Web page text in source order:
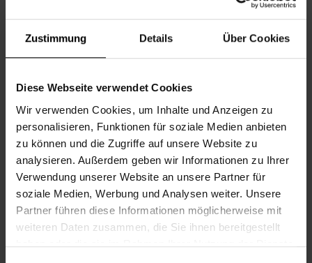
Zustimmung Details Über Cookies
Diese Webseite verwendet Cookies
Wir verwenden Cookies, um Inhalte und Anzeigen zu
personalisieren, Funktionen für soziale Medien anbieten
zu können und die Zugriffe auf unsere Website zu
analysieren. Außerdem geben wir Informationen zu Ihrer
Verwendung unserer Website an unsere Partner für
soziale Medien, Werbung und Analysen weiter. Unsere
Partner führen diese Informationen möglicherweise mit
weiteren Daten zusammen, die Sie ihnen bereitgestellt
haben oder die sie im Rahmen Ihrer Nutzung der Dienste
Beginn Freitag, 10.07.2026, 10.00 - 11.30
NACHBARSCHAFTSZENTRUM 16
Kontakt
16., Stöberplatz 2/3